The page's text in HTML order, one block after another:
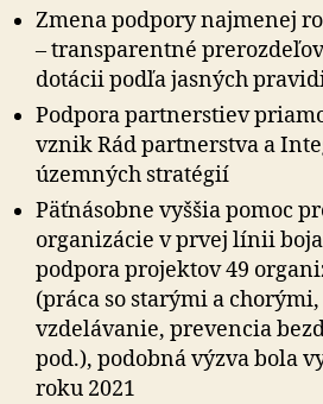
Zmena podpory najmenej
– transparentné
dotácii podľa jasných
Podpora partnerstiev
vznik Rád partnerstva a
územných stratégií
Päťnásobne vyššia pomoc
organizácie v prvej línii boja
podpora projektov 49
(práca so starými a
vzdelávanie, prevencia
pod.), podobná výzva bola
roku 2021